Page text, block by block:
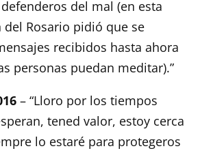
del mal (en esta
del Rosario pidió que se
recibidos hasta ahora
personas puedan meditar).”
– “Lloro por los tiempos
tened valor, estoy cerca
lo estaré para protegeros